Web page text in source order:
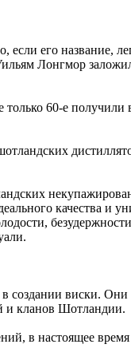
его название,
Лонгмор
60-е
качества и
создании виски.
и кланов Шотландии.
в настоящее